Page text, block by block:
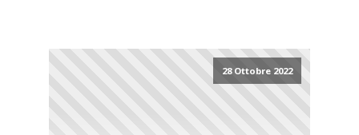
28 Ottobre 2022